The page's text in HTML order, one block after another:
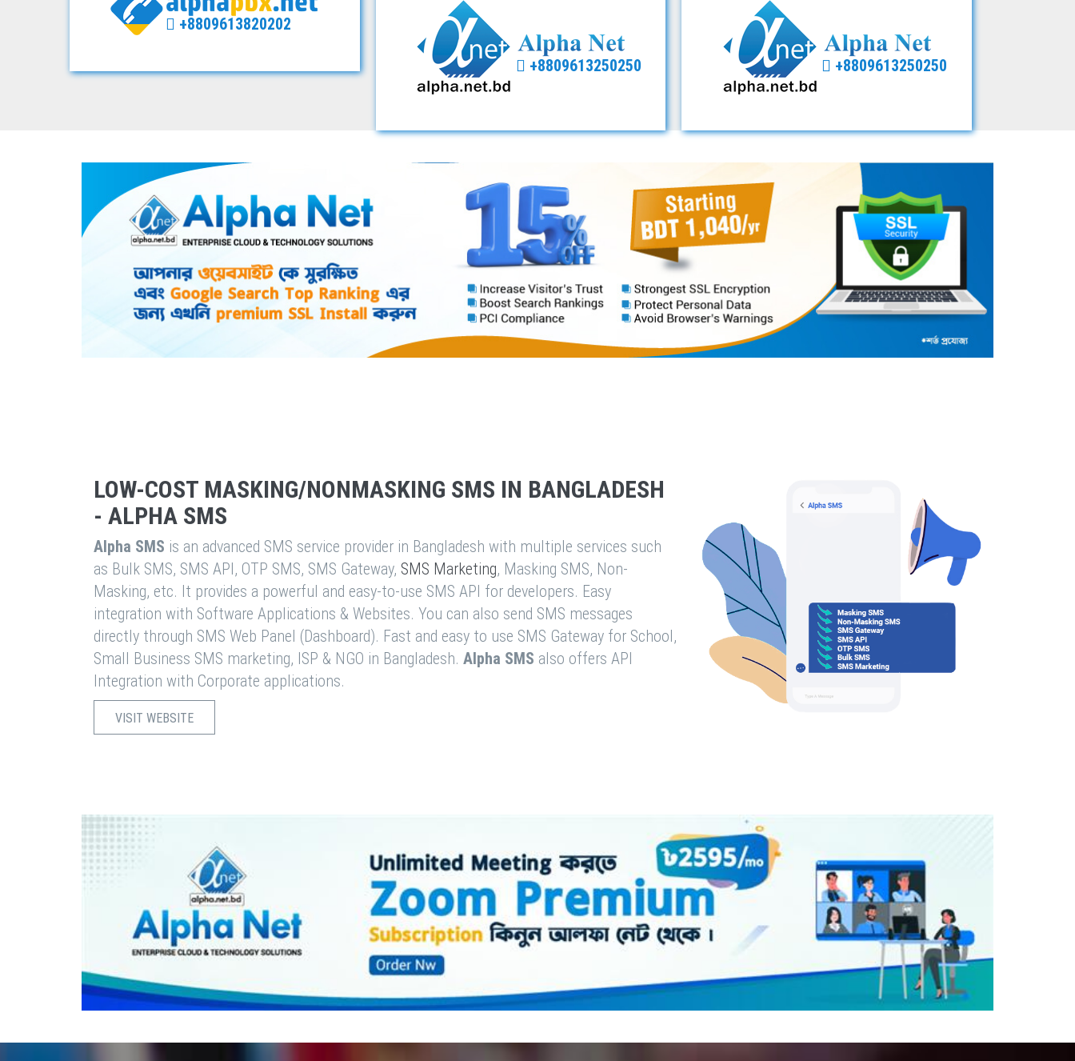
+8809613820202
+8809613250250 +8809613250250
LOW-COST MASKING/NONMASKING SMS IN BANGLADESH
- ALPHA SMS
Alpha SMS is an advanced SMS service provider in Bangladesh with multiple services such
as Bulk SMS, SMS API, OTP SMS, SMS Gateway, SMS Marketing, Masking SMS, Non-
Masking, etc. It provides a powerful and easy-to-use SMS API for developers. Easy
integration with Software Applications & Websites. You can also send SMS messages
directly through SMS Web Panel (Dashboard). Fast and easy to use SMS Gateway for School,
Small Business SMS marketing, ISP & NGO in Bangladesh. Alpha SMS also offers API
Integration with Corporate applications.
VISIT WEBSITE